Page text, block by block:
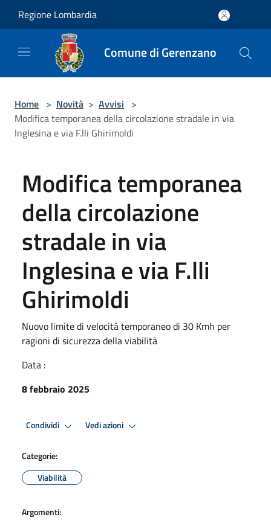
Regione Lombardia
Comune di Gerenzano
Home > Novità > Avvisi >
Modifica temporanea della circolazione stradale in via
Inglesina e via F.lli Ghirimoldi
Modifica temporanea
della circolazione
stradale in via
Inglesina e via F.lli
Ghirimoldi
Nuovo limite di velocità temporaneo di 30 Kmh per
ragioni di sicurezza della viabilità
Data :
8 febbraio 2025
Condividi Vedi azioni
Categorie:
Viabilità
Argomenti: